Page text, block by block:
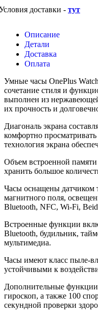
доставки - тут
Описание
Детали
Доставка
Оплата
Умные часы OnePlus
сочетание стиля и
выполнен из
их прочность и
Диагональ экрана
комфортно
технология экрана
Объем встроенной памяти
хранить большое
Часы оснащены датчиком
магнитного поля,
Bluetooth, NFC, Wi-Fi,
Встроенные функции
Bluetooth, будильник,
мультимедиа.
Часы имеют класс пыле-
устойчивыми к
Дополнительные
гироскоп, а также 100
секундной проверки